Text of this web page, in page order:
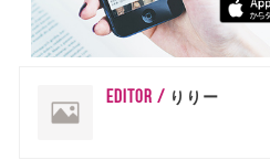
EDITOR / りりー